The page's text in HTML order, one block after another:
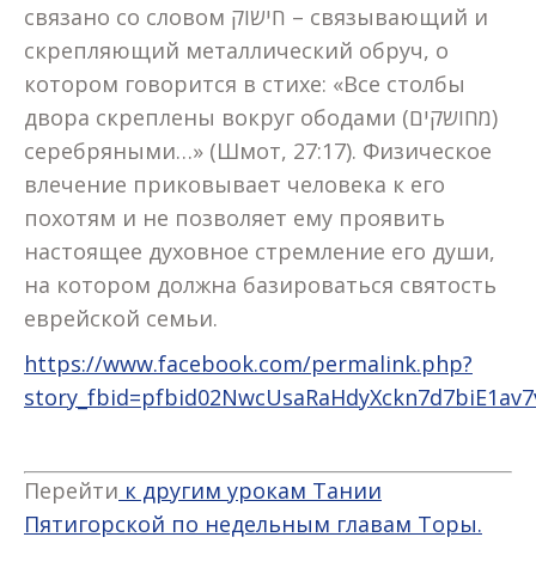
связано со словом חישוק – связывающий и
скрепляющий металлический обруч, о
котором говорится в стихе: «Все столбы
двора скреплены вокруг ободами (מחושקים)
серебряными…» (Шмот, 27:17). Физическое
влечение приковывает человека к его
похотям и не позволяет ему проявить
настоящее духовное стремление его души,
на котором должна базироваться святость
еврейской семьи.
https://www.facebook.com/permalink.php?
Перейти к другим урокам Тании
Пятигорской по недельным главам Торы.